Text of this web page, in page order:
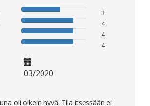
3
4
4
4
03/2020
oli oikein hyvä. Tila itsessään ei